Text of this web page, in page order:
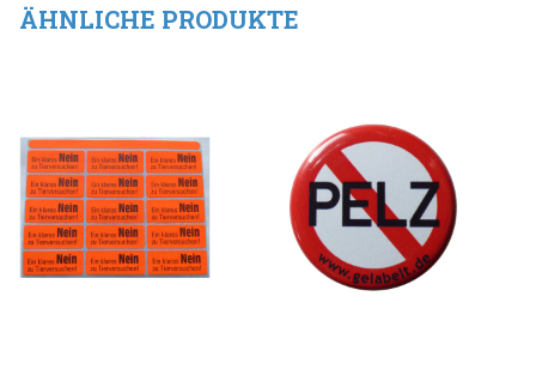
ÄHNLICHE PRODUKTE